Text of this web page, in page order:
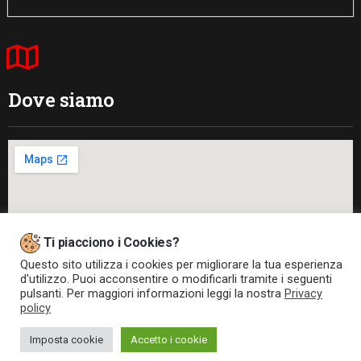
Dove siamo
Web Powered byCMH S.r.l.
Ti piacciono i Cookies?
Questo sito utilizza i cookies per migliorare la tua esperienza
d'utilizzo. Puoi acconsentire o modificarli tramite i seguenti
pulsanti. Per maggiori informazioni leggi la nostra Privacy
policy
Imposta cookie Accetto i cookie